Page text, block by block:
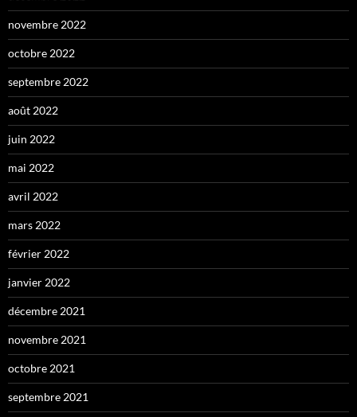
novembre 2022
octobre 2022
septembre 2022
août 2022
juin 2022
mai 2022
avril 2022
mars 2022
février 2022
janvier 2022
décembre 2021
novembre 2021
octobre 2021
septembre 2021